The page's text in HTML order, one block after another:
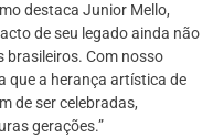
destaca Junior Mello,
de seu legado ainda não
brasileiros. Com nosso
que a herança artística de
de ser celebradas,
gerações.”